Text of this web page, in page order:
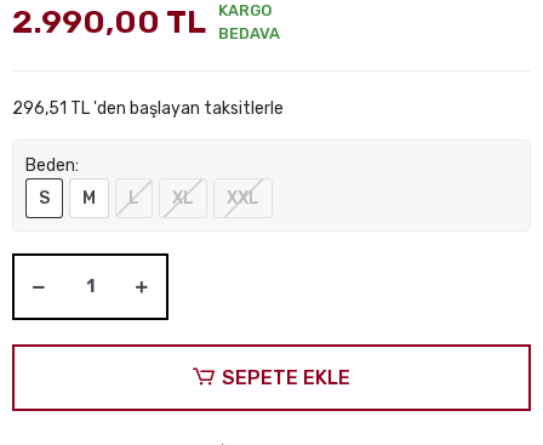
2.990,00 TL
KARGO
BEDAVA
296,51 TL 'den başlayan taksitlerle
Beden:
S
M L XL XXL
SEPETE EKLE